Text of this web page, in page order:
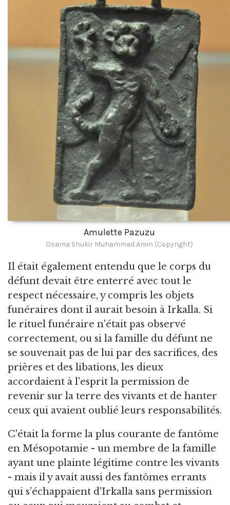
Amulette Pazuzu
Osama Shukir Muhammed Amin (Copyright)
Il était également entendu que le corps du
défunt devait être enterré avec tout le
respect nécessaire, y compris les objets
funéraires dont il aurait besoin à Irkalla. Si
le rituel funéraire n'était pas observé
correctement, ou si la famille du défunt ne
se souvenait pas de lui par des sacrifices, des
prières et des libations, les dieux
accordaient à l'esprit la permission de
revenir sur la terre des vivants et de hanter
ceux qui avaient oublié leurs responsabilités.
C'était la forme la plus courante de fantôme
en Mésopotamie - un membre de la famille
ayant une plainte légitime contre les vivants
- mais il y avait aussi des fantômes errants
qui s'échappaient d'Irkalla sans permission